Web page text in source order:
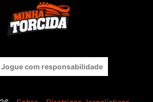
Jogue com responsabilidade